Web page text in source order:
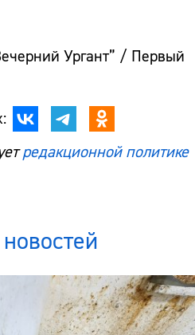
Ургант” / Первый
редакционной политике